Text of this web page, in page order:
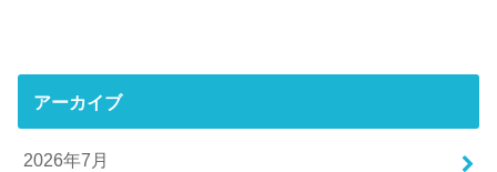
アーカイブ
2026年7月